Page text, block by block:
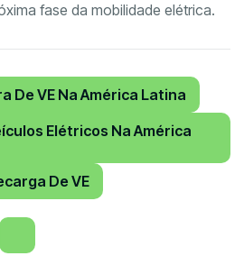
fase da mobilidade elétrica.
De VE Na América Latina
Elétricos Na América
De VE